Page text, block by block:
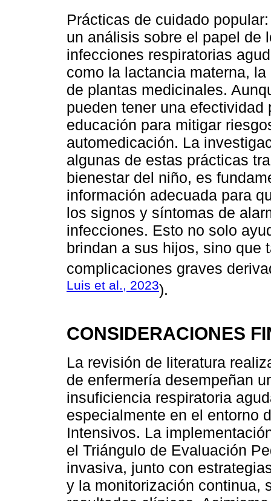
Prácticas de cuidado
un análisis sobre el papel de
infecciones respiratorias
como la lactancia materna,
de plantas medicinales.
pueden tener una
educación para mitigar
automedicación. La
algunas de estas prácticas
bienestar del niño, es
información adecuada para
los signos y síntomas de
infecciones. Esto no solo
brindan a sus hijos, sino que
complicaciones graves
Luis et al., 2023).
CONSIDERACIONES
La revisión de literatura
de enfermería desempeñan
insuficiencia respiratoria
especialmente en el entorno
Intensivos. La
el Triángulo de Evaluación
invasiva, junto con
y la monitorización continua,